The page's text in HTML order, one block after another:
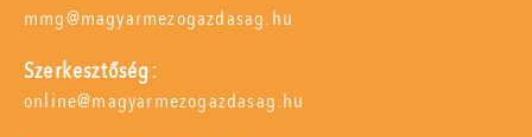
mmg@magyarmezogazdasag.hu
Szerkesztőség:
online@magyarmezogazdasag.hu